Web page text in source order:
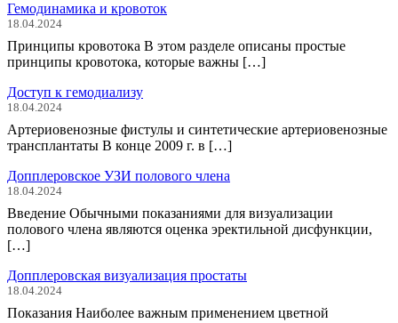
Гемодинамика и кровоток
18.04.2024
Принципы кровотока В этом разделе описаны простые
принципы кровотока, которые важны […]
Доступ к гемодиализу
18.04.2024
Артериовенозные фистулы и синтетические артериовенозные
трансплантаты В конце 2009 г. в […]
Допплеровское УЗИ полового члена
18.04.2024
Введение Обычными показаниями для визуализации
полового члена являются оценка эректильной дисфункции,
[…]
Допплеровская визуализация простаты
18.04.2024
Показания Наиболее важным применением цветной